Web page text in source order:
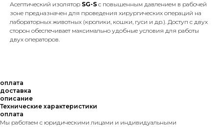
Асептический изолятор SG-S с повышенным давлением в рабочей
зоне предназначен для проведения хирургических операций на
лабораторных животных (кролики, кошки, гуси и др.). Доступ с двух
сторон обеспечивает максимально удобные условия для работы
двух операторов.
оплата
доставка
описание
Технические характеристики
оплата
Мы работаем с юридическими лицами и индивидуальными